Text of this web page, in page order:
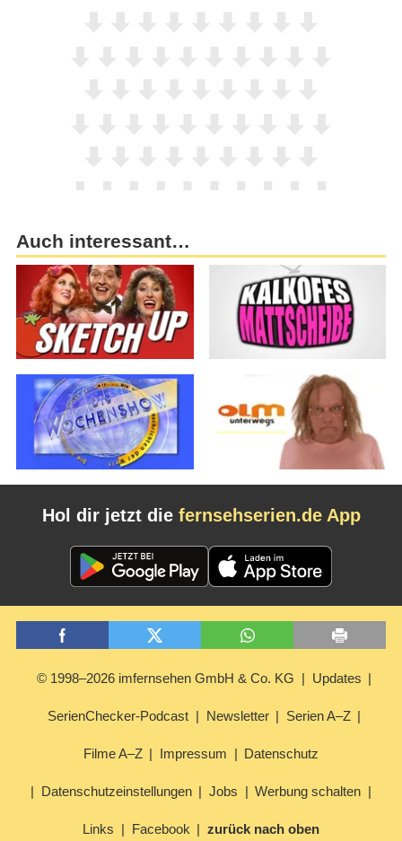
Auch interessant…
Hol dir jetzt die fernsehserien.de App
© 1998–2026 imfernsehen GmbH & Co. KG Updates
SerienChecker-Podcast Newsletter Serien A–Z
Filme A–Z Impressum Datenschutz
Datenschutzeinstellungen Jobs Werbung schalten
Links Facebook zurück nach oben